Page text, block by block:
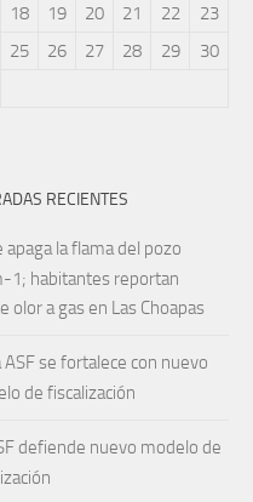
18 19 20 21 22
23
25 26 27 28 29
30
RECIENTES
apaga la flama del pozo
1; habitantes reportan
olor a gas en Las Choapas
ASF se fortalece con nuevo
de fiscalización
defiende nuevo modelo de